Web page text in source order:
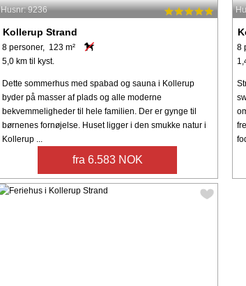
Husnr: 9236
Kollerup Strand
8 personer, 123 m²
5,0 km til kyst.
Dette sommerhus med spabad og sauna i Kollerup
byder på masser af plads og alle moderne
bekvemmeligheder til hele familien. Der er gynge til
børnenes fornøjelse. Huset ligger i den smukke natur i
Kollerup ...
fra 6.583 NOK
8